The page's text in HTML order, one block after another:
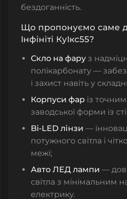
бездоганність.
Що пропонуємо саме
Інфініті КуІкс55?
Скло на фару з
полікарбонату —
і захист навіть у
Корпуси фар із
заводської форми із
Bi‑LED лінзи —
потужного світла і
межі;
Авто ЛЕД лампи —
світла з мінімальним
електрику.